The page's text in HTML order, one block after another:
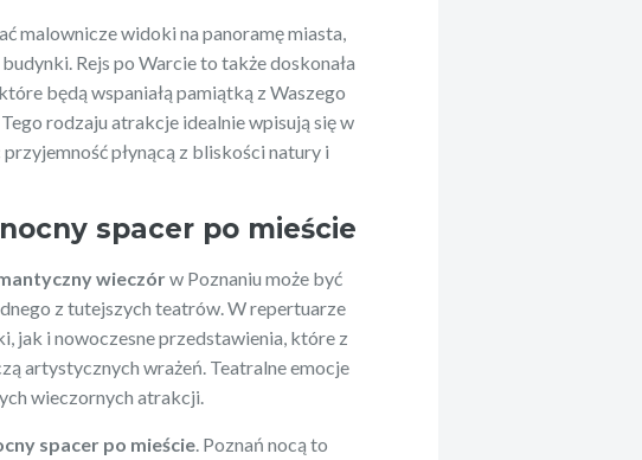
malownicze widoki na panoramę miasta,
Rejs po Warcie to także doskonała
będą wspaniałą pamiątką z Waszego
Tego rodzaju atrakcje idealnie wpisują się w
płynącą z bliskości natury i
spacer po mieście
wieczórw Poznaniu może być
z tutejszych teatrów. W repertuarze
jak i nowoczesne przedstawienia, które z
artystycznych wrażeń. Teatralne emocje
wieczornych atrakcji.
spacer po mieście. Poznań nocą to